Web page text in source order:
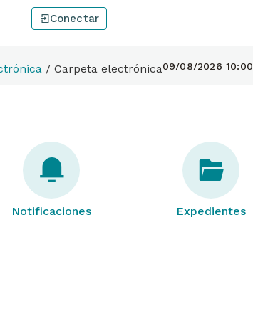
Conectar
/ Carpeta electrónica09/08/2026 10:00
Notificaciones Expedientes